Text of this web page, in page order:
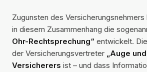
Zugunsten des
in diesem Zusammenhang die
Ohr-Rechtsprechung“ entwickelt.
der Versicherungsvertreter „Auge
Versicherers ist – und dass